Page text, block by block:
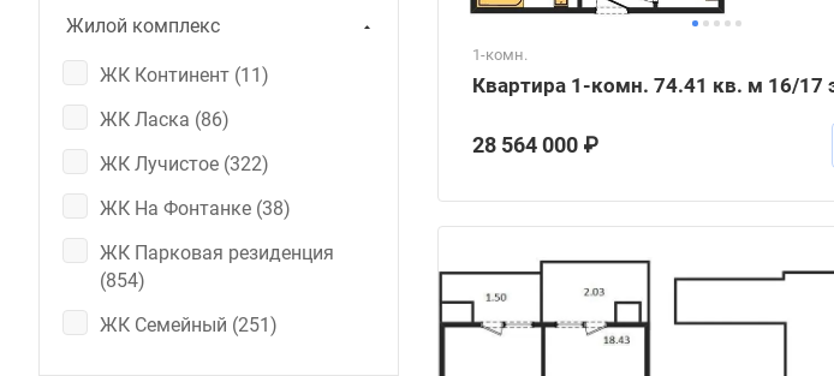
1-комн.
Квартира 1-комн. 74.41 кв. м 16/17
28 564 000 ₽
Жилой комплекс
ЖК Континент (11)
ЖК Ласка (86)
ЖК Лучистое (322)
ЖК На Фонтанке (38)
ЖК Парковая резиденция
(854)
ЖК Семейный (251)